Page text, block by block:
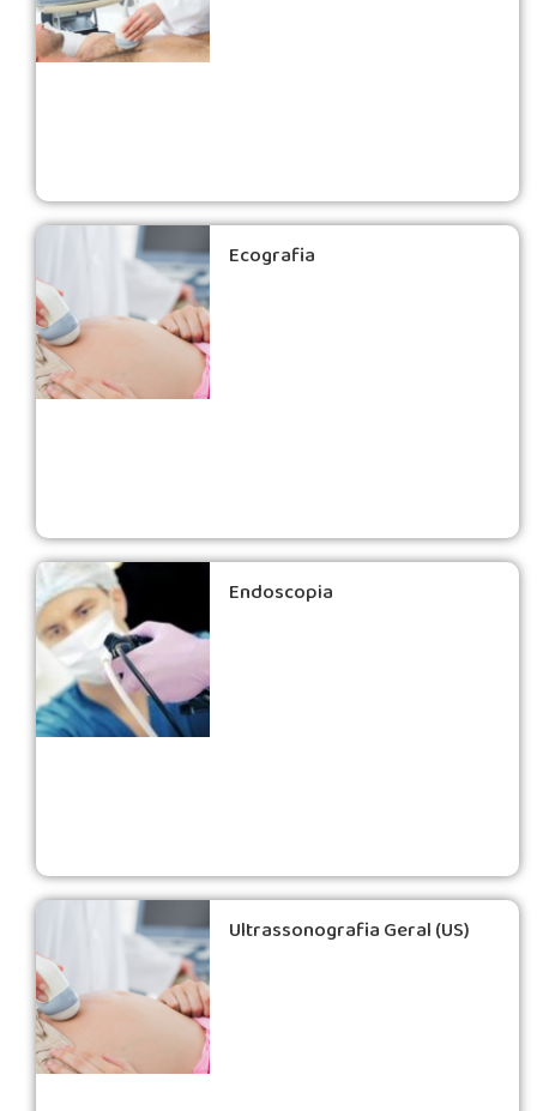
Ecografia
Endoscopia
Ultrassonografia Geral (US)